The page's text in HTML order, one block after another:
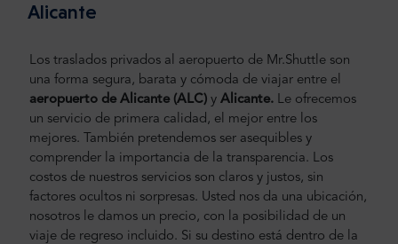
Alicante
Los traslados privados al aeropuerto de Mr.Shuttle son
una forma segura, barata y cómoda de viajar entre el
aeropuerto de Alicante (ALC) y Alicante. Le ofrecemos
un servicio de primera calidad, el mejor entre los
mejores. También pretendemos ser asequibles y
comprender la importancia de la transparencia. Los
costos de nuestros servicios son claros y justos, sin
factores ocultos ni sorpresas. Usted nos da una ubicación,
nosotros le damos un precio, con la posibilidad de un
viaje de regreso incluido. Si su destino está dentro de la